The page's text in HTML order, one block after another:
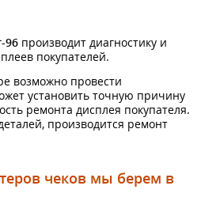
96 производит диагностику и
покупателей.
возможно провести
установить точную причину
ремонта дисплея покупателя.
производится ремонт
чеков мы берем в